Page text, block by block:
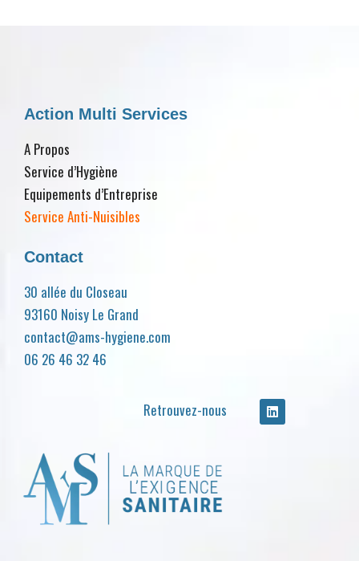
Action Multi Services
A Propos
Service d’Hygiène
Equipements d’Entreprise
Service Anti-Nuisibles
Contact
30 allée du Closeau
93160 Noisy Le Grand
contact@ams-hygiene.com
06 26 46 32 46
Retrouvez-nous